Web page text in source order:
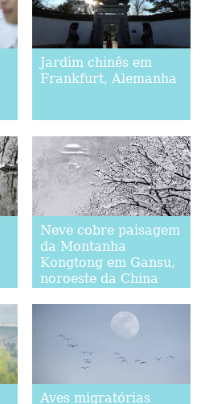
Jardim chinês em
Frankfurt, Alemanha
Neve cobre paisagem
da Montanha
Kongtong em Gansu,
noroeste da China
Aves migratórias